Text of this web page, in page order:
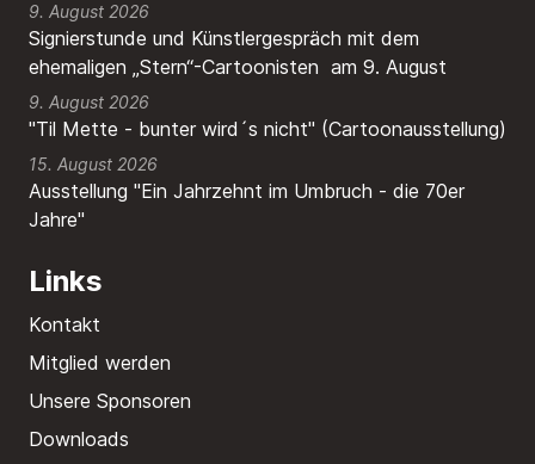
9. August 2026
Signierstunde und Künstlergespräch mit dem
ehemaligen „Stern“-Cartoonisten am 9. August
9. August 2026
"Til Mette - bunter wird´s nicht" (Cartoonausstellung)
15. August 2026
Ausstellung "Ein Jahrzehnt im Umbruch - die 70er
Jahre"
Links
Kontakt
Mitglied werden
Unsere Sponsoren
Downloads